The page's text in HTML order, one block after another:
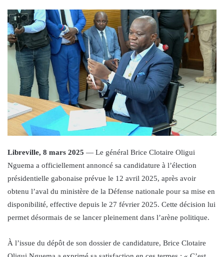
Libreville, 8 mars 2025 — Le général Brice Clotaire Oligui
Nguema a officiellement annoncé sa candidature à l’élection
présidentielle gabonaise prévue le 12 avril 2025, après avoir
obtenu l’aval du ministère de la Défense nationale pour sa mise en
disponibilité, effective depuis le 27 février 2025. Cette décision lui
permet désormais de se lancer pleinement dans l’arène politique.
À l’issue du dépôt de son dossier de candidature, Brice Clotaire